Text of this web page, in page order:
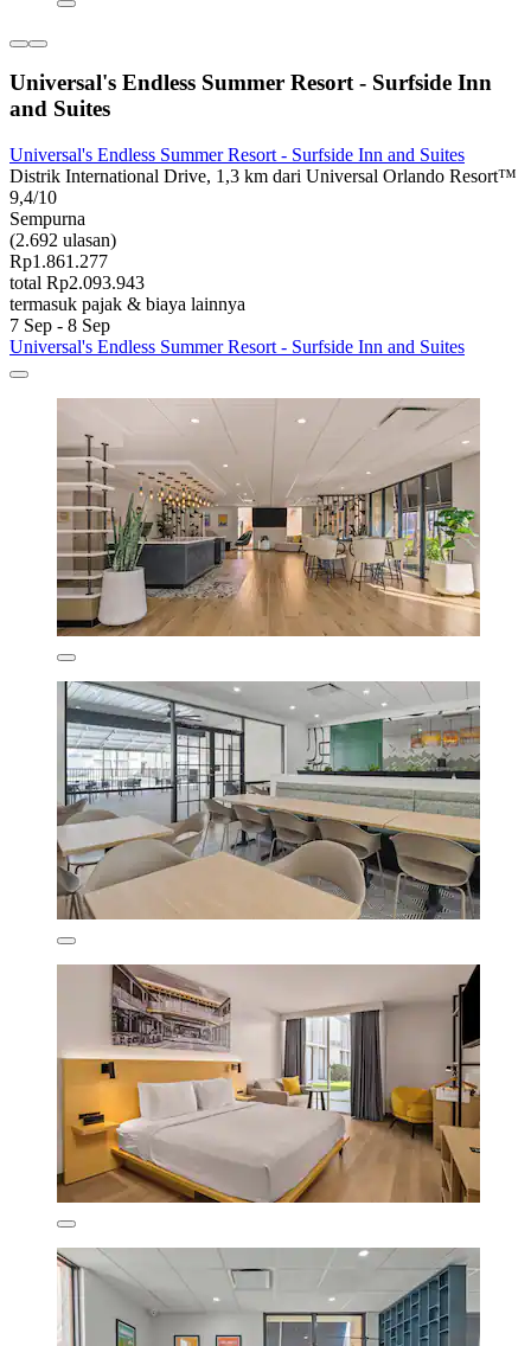
Universal's Endless Summer Resort - Surfside Inn
and Suites
Universal's Endless Summer Resort - Surfside Inn and Suites
Distrik International Drive, 1,3 km dari Universal Orlando Resort™
9,4/10
Sempurna
(2.692 ulasan)
Rp1.861.277
total Rp2.093.943
termasuk pajak & biaya lainnya
7 Sep - 8 Sep
Universal's Endless Summer Resort - Surfside Inn and Suites